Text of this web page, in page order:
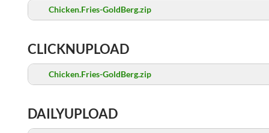
Chicken.Fries-GoldBerg.zip
CLICKNUPLOAD
Chicken.Fries-GoldBerg.zip
DAILYUPLOAD